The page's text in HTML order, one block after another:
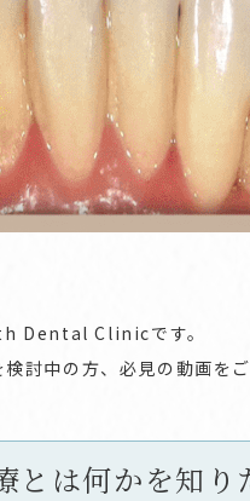
Dental Clinicです。
討中の方、必見の動画をご
とは何かを知り